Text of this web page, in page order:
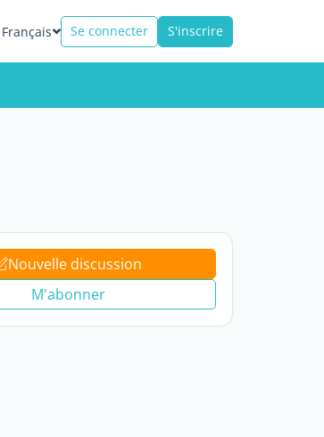
Français Se connecter S'inscrire
Nouvelle discussion
M'abonner